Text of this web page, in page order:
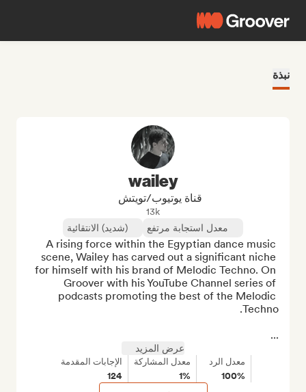
نبذة
wailey
قناة يوتيوب/تويتش
13k
معدل استجابة مرتفع
(شديد) الانتقائية
A rising force within the Egyptian dance music
scene, Wailey has carved out a significant niche
for himself with his brand of Melodic Techno. On
Groover with his YouTube Channel series of
podcasts promoting the best of the Melodic
...
عرض المزيد
معدل الرد
100%
معدل المشاركة
1%
الإجابات المقدمة
124